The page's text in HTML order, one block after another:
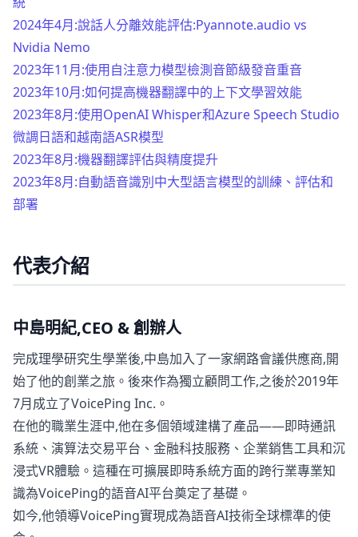
2024年4月:說話人分離效能評估:Pyannote.audio vs
Nvidia Nemo
2023年11月:使用自注意力模型檢測音節級發音重音
2023年10月:如何提高機器翻譯中的上下文學習效能
2023年8月:使用OpenAI Whisper和Azure Speech Studio
微調日語和越南語ASR模型
2023年8月:機器翻譯評估與精度提升
2023年8月:自動語音識別中大型語言模型的訓練、評估和
部署
代表介紹
中島明紀,CEO & 創辦人
完成理學研究生學業後,中島加入了一家網路會議供應商,開
始了他的創業之旅。後來作為獨立顧問工作,之後於2019年
7月成立了VoicePing Inc.。
在他的職業生涯中,他在多個領域建構了產品——即時通訊
系統、演算法交易平台、金融科技服務、企業銷售工具和沉
浸式VR體驗。這種在可擴展即時系統方面的跨行業專業知
識為VoicePing的語音AI平台奠定了基礎。
如今,他領導VoicePing實現成為語音AI技術全球標準的使